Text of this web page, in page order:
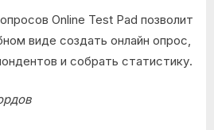
Online Test Pad позволит
виде создать онлайн опрос,
и собрать статистику.